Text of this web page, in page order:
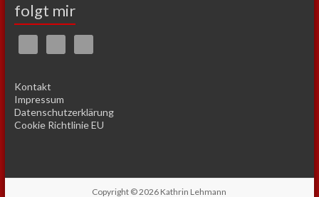
folgt mir
Kontakt
Impressum
Datenschutzerklärung
Cookie Richtlinie EU
Copyright © 2026 Kathrin Lehmann